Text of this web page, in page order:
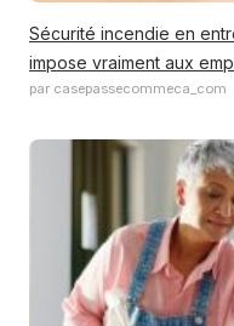
Sécurité incendie en
impose vraiment aux
par casepassecommeca_com